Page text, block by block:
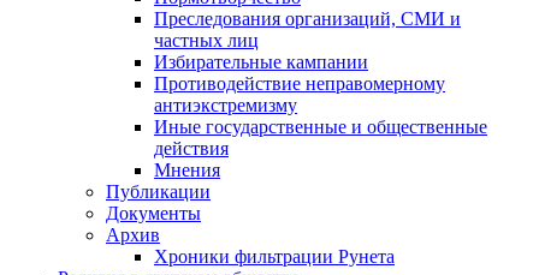
Преследования организаций, СМИ и
частных лиц
Избирательные кампании
Противодействие неправомерному
антиэкстремизму
Иные государственные и общественные
действия
Мнения
Публикации
Документы
Архив
Хроники фильтрации Рунета